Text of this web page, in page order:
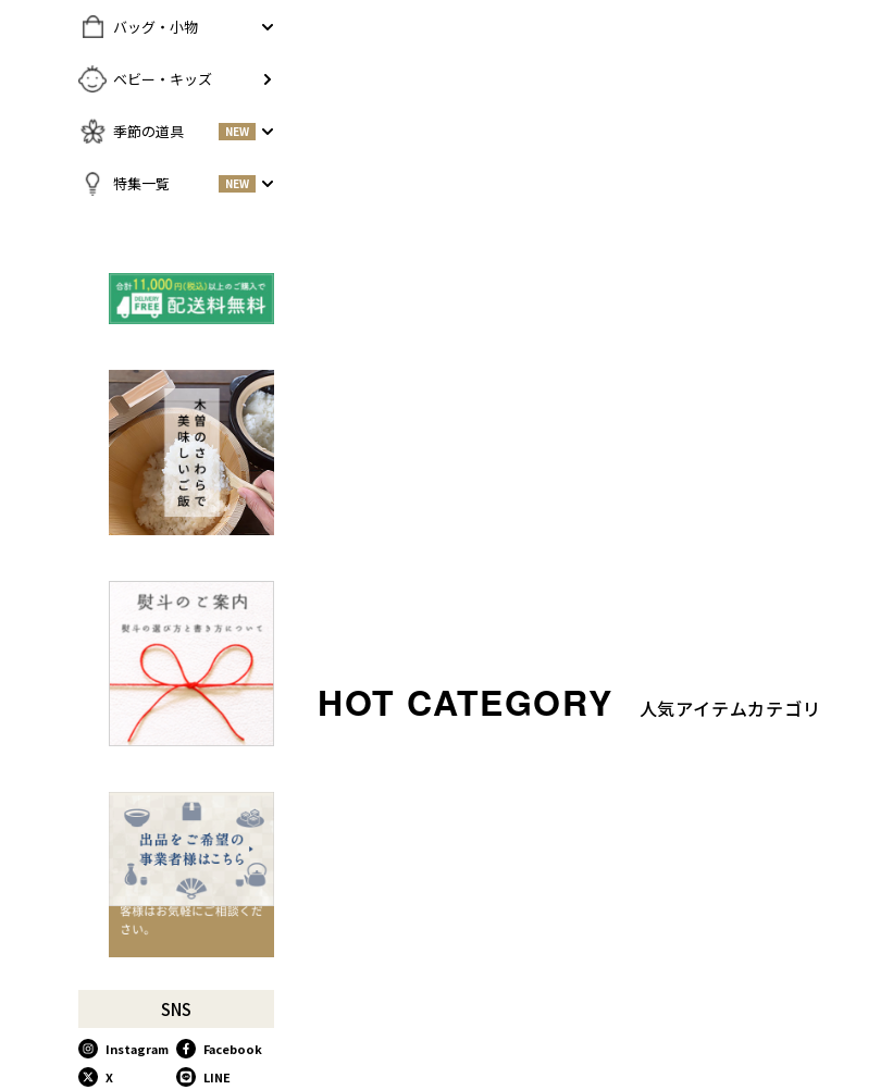
お弁当グッズ
ポット・鉄瓶
その他キッチンツール
PCアクセサリー
すべての商品を見る
コーヒー NEW
NEW
バッグ・小物
すべての商品をみる
名刺入れ・カードケース
ベビー・キッズ
季節の道具 NEW
すべての商品をみる
秋
特集一覧 NEW
よくある質問〈ほうき
全般〉
NEW
方
棕櫚箒と江戸箒の違い NEW
江戸箒の特徴 NEW
棕櫚箒の特徴 NEW
箒で見直す暮らしの基
準
NEW
ノスタルジックな肥前びーど
SUSgalleryと過ごす至福の時
千切りピーラーで仕込んでみ
星座マグでくつろぎのひとと
コーヒーミルで格別な1杯を
味わう
行平鍋があればたいていのこ
とは大丈夫。
馬毛歯ブラシがオススメな理
お祝い事に欠かせない「ミニ
使い込んで育てる道具、卵焼
き鍋
SNS
Instagram
Facebook
X
LINE
人気アイテムカテゴリ